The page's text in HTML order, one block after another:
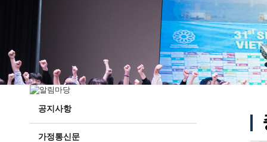
교직원현황
학생현황
위치/전화
전경사진
공지사항
가정통신문